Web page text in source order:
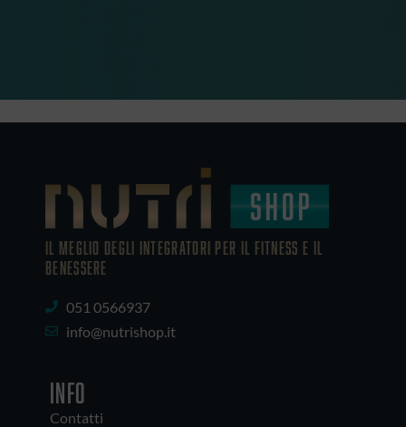
IL MEGLIO DEGLI Integratori PER IL FITNESS E IL
BENESSERE
051 0566937
info@nutrishop.it
INFO
Contatti